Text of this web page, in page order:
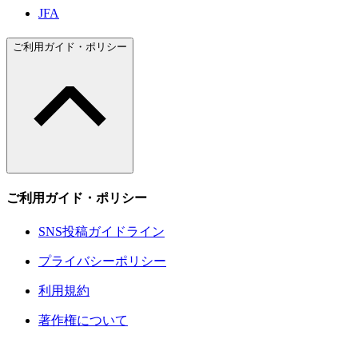
JFA
ご利用ガイド・ポリシー
ご利用ガイド・ポリシー
SNS投稿ガイドライン
プライバシーポリシー
利用規約
著作権について